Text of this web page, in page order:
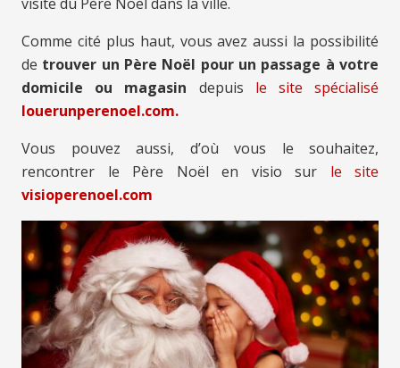
Comme cité plus haut, vous avez aussi la possibilité
de trouver un Père Noël pour un passage à votre
domicile ou magasin depuis le site spécialisé
louerunperenoel.com.
Vous pouvez aussi, d’où vous le souhaitez,
rencontrer le Père Noël en visio sur le site
visioperenoel.com